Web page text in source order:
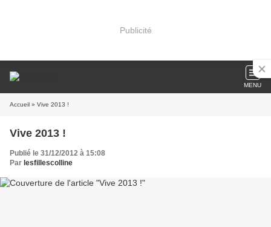
Publicité
MENU
Accueil » Vive 2013 !
Vive 2013 !
Publié le 31/12/2012 à 15:08
Par lesfillescolline